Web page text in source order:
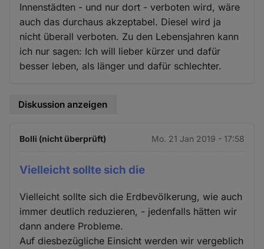
Innenstädten - und nur dort - verboten wird, wäre
auch das durchaus akzeptabel. Diesel wird ja
nicht überall verboten. Zu den Lebensjahren kann
ich nur sagen: Ich will lieber kürzer und dafür
besser leben, als länger und dafür schlechter.
Diskussion anzeigen
Bolli (nicht überprüft) Mo. 21 Jan 2019 - 17:58
Vielleicht sollte sich die
Vielleicht sollte sich die Erdbevölkerung, wie auch
immer deutlich reduzieren, - jedenfalls hätten wir
dann andere Probleme.
Auf diesbezügliche Einsicht werden wir vergeblich